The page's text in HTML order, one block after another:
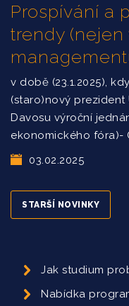
Prospívání a
trendy
v době (23.1.2025),
(staro)nový prezident
Davosu výroční
ekonomického fóra)-
03.02.2025
STARŠÍ NOVINKY
Jak studium
Nabídka